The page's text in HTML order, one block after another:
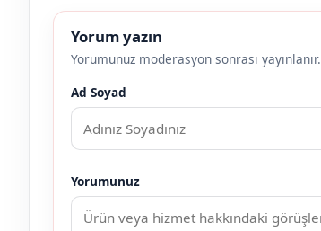
Yorum yazın
Yorumunuz moderasyon sonrası yayınlanır.
Ad Soyad
Yorumunuz